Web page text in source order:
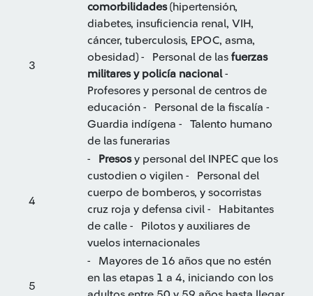
3
comorbilidades(hipertensión,
diabetes, insuficiencia renal, VIH,
cáncer, tuberculosis, EPOC, asma,
obesidad) - Personal de las fuerzas
militares y policía nacional-
Profesores y personal de centros de
educación - Personal de la fiscalía -
Guardia indígena - Talento humano
de las funerarias
4
- Presosy personal del INPEC que los
custodien o vigilen - Personal del
cuerpo de bomberos, y socorristas
cruz roja y defensa civil - Habitantes
de calle - Pilotos y auxiliares de
vuelos internacionales
5
- Mayores de 16 años que no estén
en las etapas 1 a 4, iniciando con los